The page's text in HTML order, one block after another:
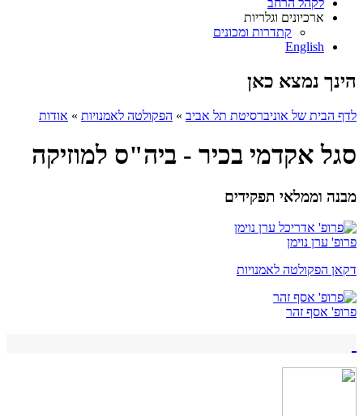
לקהל הרחב
ארכיונים וגלריות
קתדרות ומכונים
English
הינך נמצא כאן
לדף הבית של אוניברסיטת תל אביב » הפקולטה לאמנויות » אודות
סגל אקדמי בכיר - ביה"ס למוזיקה
מבנה וממלאי תפקידים
פרופ' ערן נוימן
דקאן הפקולטה לאמנויות
פרופ' אסף זהר